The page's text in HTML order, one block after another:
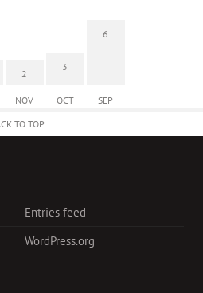
2
NOV
3
OCT
6
SEP
TO TOP
Entries feed
WordPress.org